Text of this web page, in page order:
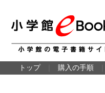
トップ 購入の手順